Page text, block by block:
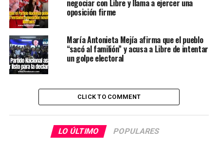
negociar con Libre y llama a ejercer una
oposición firme
María Antonieta Mejía afirma que el pueblo
“sacó al familión” y acusa a Libre de intentar
un golpe electoral
CLICK TO COMMENT
LO ÚLTIMO POPULARES